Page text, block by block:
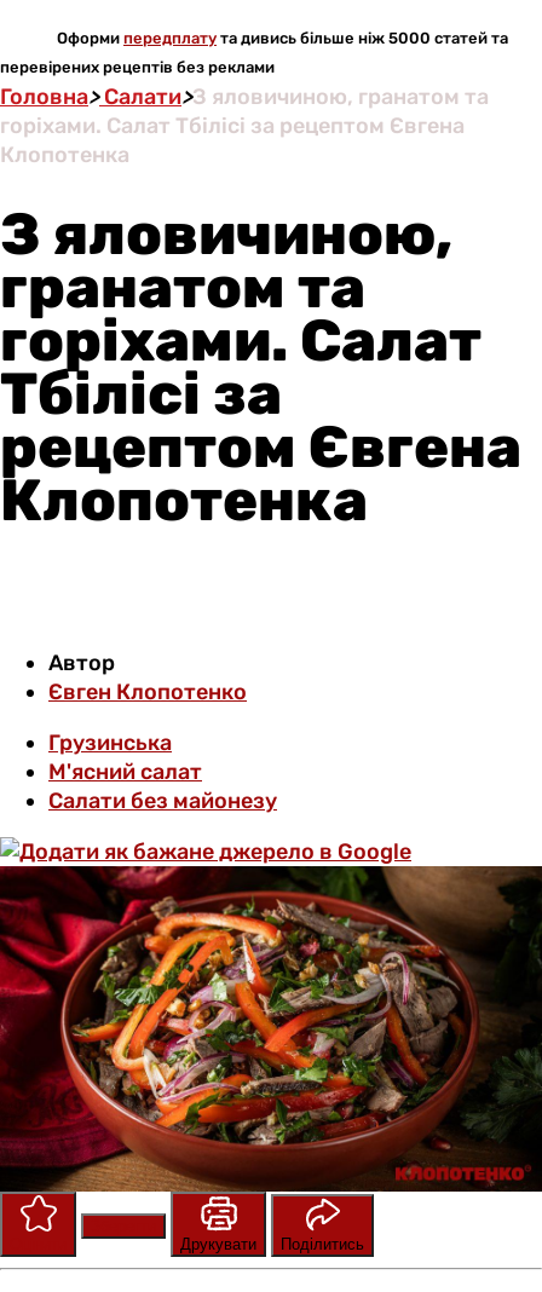
Оформи передплату та дивись більше ніж 5000 статей та
перевірених рецептів без реклами
Головна>Салати>З яловичиною, гранатом та
горіхами. Салат Тбілісі за рецептом Євгена
Клопотенка
З яловичиною,
гранатом та
горіхами. Салат
Тбілісі за
рецептом Євгена
Клопотенка
Автор
Євген Клопотенко
Грузинська
М'ясний салат
Салати без майонезу
Друкувати
Поділитись